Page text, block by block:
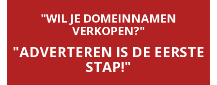
"WIL JE DOMEINNAMEN
VERKOPEN?"
"ADVERTEREN IS DE EERSTE
STAP!"